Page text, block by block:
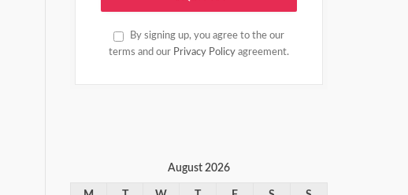
By signing up, you agree to the our
terms and our Privacy Policy agreement.
August 2026